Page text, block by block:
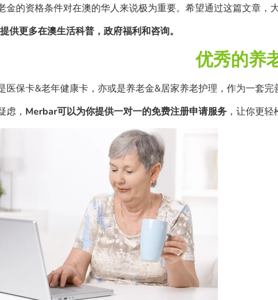
金的资格条件对在澳的华人来说极为重要。希望通过这篇文章，
供更多在澳生活科普，政府福利和咨询。
优秀的养
医保卡&老年健康卡，亦或是养老金&居家养老护理，作为一套
虑， Merbar可以为你提供一对一的免费注册申请服务 ，让你更